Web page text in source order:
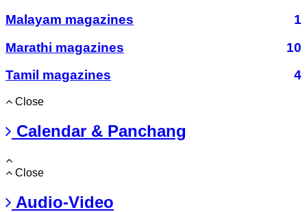
Malayam magazines
1
Marathi magazines
10
Tamil magazines
4
Close
Calendar & Panchang
Close
Audio-Video